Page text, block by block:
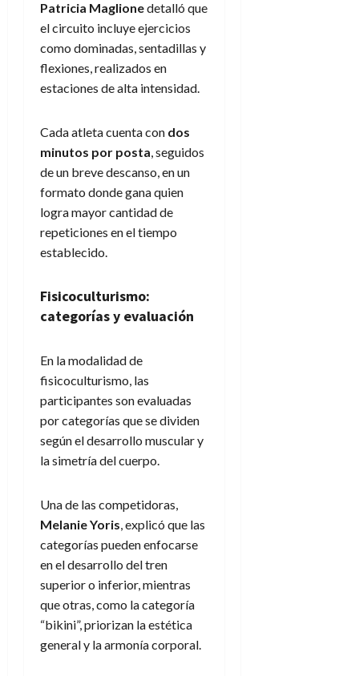
Patricia Maglionedetalló que
el circuito incluye ejercicios
como dominadas, sentadillas y
flexiones, realizados en
estaciones de alta intensidad.
Cada atleta cuenta con dos
minutos por posta, seguidos
de un breve descanso, en un
formato donde gana quien
logra mayor cantidad de
repeticiones en el tiempo
establecido.
Fisicoculturismo:
categorías y evaluación
En la modalidad de
fisicoculturismo, las
participantes son evaluadas
por categorías que se dividen
según el desarrollo muscular y
la simetría del cuerpo.
Una de las competidoras,
MelanieYoris, explicó que las
categorías pueden enfocarse
en el desarrollo del tren
superior o inferior, mientras
que otras, como la categoría
“bikini”, priorizan la estética
general y la armonía corporal.